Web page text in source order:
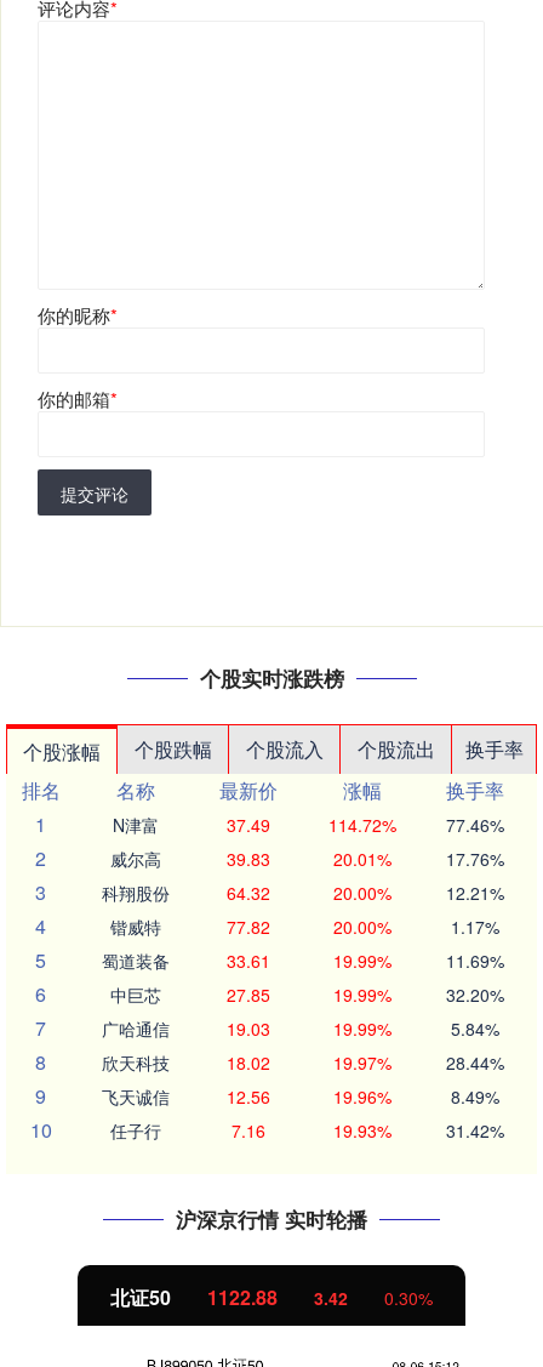
评论内容*
你的昵称*
你的邮箱*
提交评论
个股实时涨跌榜
个股涨幅 个股跌幅 个股流入 个股流出
换手率
排名
名称 最新价 涨幅
换手率
1
N津富 37.49 114.72% 77.46%
2 威尔高 39.83 20.01% 17.76%
3 科翔股份 64.32 20.00% 12.21%
4 锴威特 77.82 20.00% 1.17%
5 蜀道装备 33.61 19.99% 11.69%
6 中巨芯 27.85 19.99% 32.20%
7 广哈通信 19.03 19.99% 5.84%
8 欣天科技 18.02 19.97% 28.44%
9 飞天诚信 12.56 19.96% 8.49%
10 任子行 7.16 19.93% 31.42%
沪深京行情 实时轮播
北证50 1122.88 3.42 0.30%